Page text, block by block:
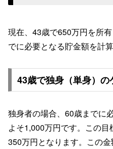
現在、43歳で650万円を所
でに必要となる貯金額を計
43歳で独身（単身）の
独身者の場合、60歳までに
よそ1,000万円です。この
350万円となります。この